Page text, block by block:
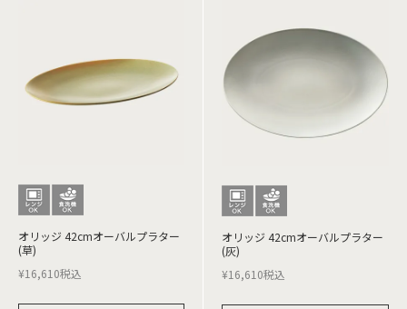
オリッジ 42cmオーバルプラター
(草)
¥16,610税込
オリッジ 42cmオーバルプラター
(灰)
¥16,610税込